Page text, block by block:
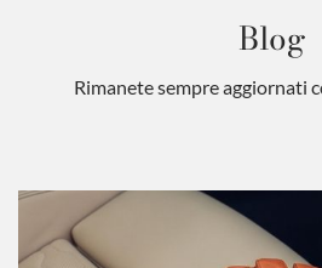
Blog
Rimanete sempre aggiornati